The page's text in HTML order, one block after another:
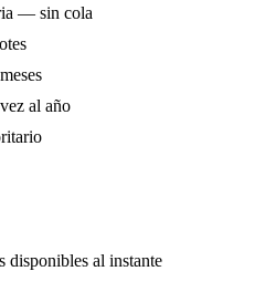
— sin cola
al año
disponibles al instante